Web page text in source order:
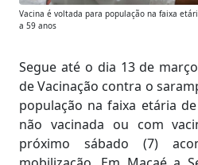
Vacina é voltada para população na faixa
a 59 anos
Segue até o dia 13 de
de Vacinação contra o
população na faixa etária
não vacinada ou com
próximo sábado (7)